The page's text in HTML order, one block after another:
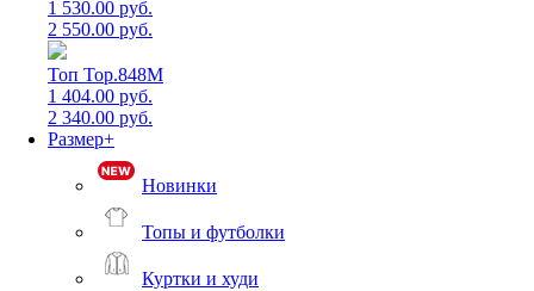
1 530.00 руб.
2 550.00 руб.
Топ Top.848M
1 404.00 руб.
2 340.00 руб.
Размер+
Новинки
Топы и футболки
Куртки и худи